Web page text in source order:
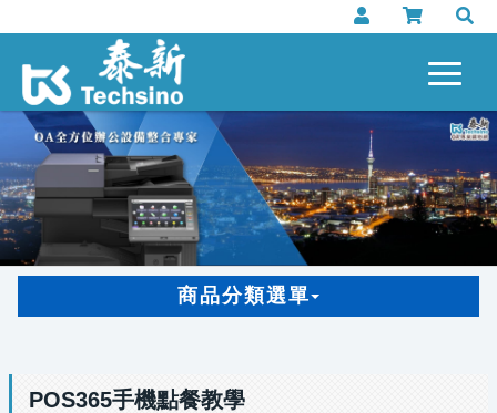
商品分類選單
POS365手機點餐教學